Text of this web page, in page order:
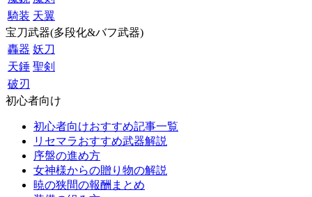
騎装 天翼
宝刀武器(多段化&バフ武器)
轟器 妖刀
天錘 聖剣
破刃
初心者向け
初心者向けおすすめ記事一覧
リセマラおすすめ武器解説
序盤の進め方
女神様からの贈り物の解説
暁の狭間の報酬まとめ